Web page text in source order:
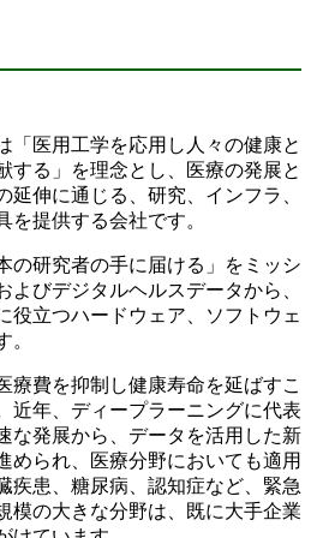
「医用工学を応用し人々の健康と
する」を理念とし、医療の発展と
延伸に通じる、研究、インフラ、
を提供する会社です。
の研究者の手に届ける」をミッシ
よびデジタルヘルスデータから、
役立つハードウェア、ソフトウェ
。
療費を抑制し健康寿命を延ばすこ
近年、ディープラーニングに代表
な発展から、データを活用した新
められ、医療分野においても適用
疾患、糖尿病、認知症など、緊急
模の大きな分野は、既に大手企業